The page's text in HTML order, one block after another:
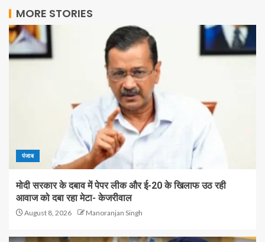
MORE STORIES
पंजाब
मोदी सरकार के दबाव में पेपर लीक और ई-20 के खिलाफ उठ रही
आवाज को दबा रहा मेटा- केजरीवाल
August 8, 2026 Manoranjan Singh